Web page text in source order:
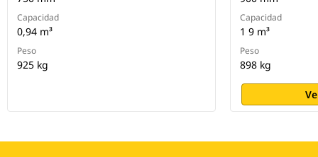
Capacidad
0,94 m³
Peso
925 kg
Capacidad
1 9 m³
Peso
898 kg